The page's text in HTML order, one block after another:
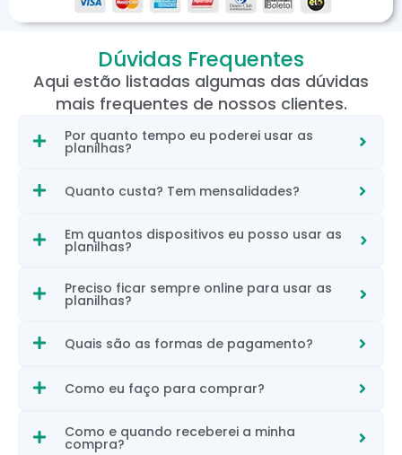
Dúvidas Frequentes
Aqui estão listadas algumas das dúvidas
mais frequentes de nossos clientes.
Por quanto tempo eu poderei usar as
planilhas?
Quanto custa? Tem mensalidades?
Em quantos dispositivos eu posso usar as
planilhas?
Preciso ficar sempre online para usar as
planilhas?
Quais são as formas de pagamento?
Como eu faço para comprar?
Como e quando receberei a minha
compra?